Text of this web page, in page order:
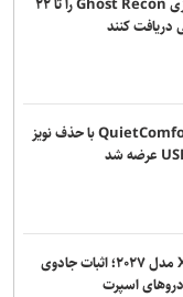
در میدان ونک
یکی از راهبرد‌های
می‌آید
از «تشخیص» فاصله
دریافت کنند
نسل دوم هدفون QuietComfort با حذف نویز
کوروت گرند اسپرت X مدل ۲۰۲۷؛ اثبات جادوی
اسپرت